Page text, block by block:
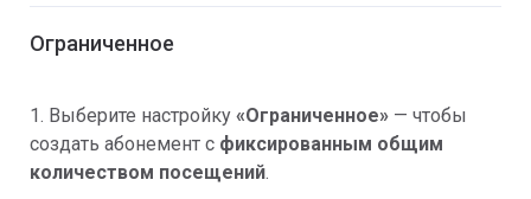
Ограниченное
1. Выберите настройку «Ограниченное» — чтобы
создать абонемент с фиксированным общим
количеством посещений.